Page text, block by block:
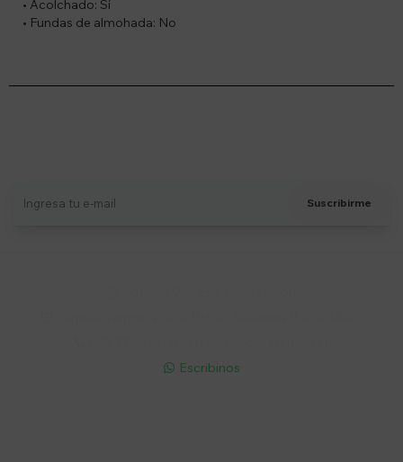
• Acolchado: Sí
• Fundas de almohada: No
Suscribirme
 Escribinos